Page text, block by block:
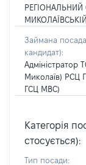
Займана посада
кандидат):
Адміністратор
Миколаїв) РСЦ
ГСЦ МВС)
Категорія
стосується):
Тип посади: